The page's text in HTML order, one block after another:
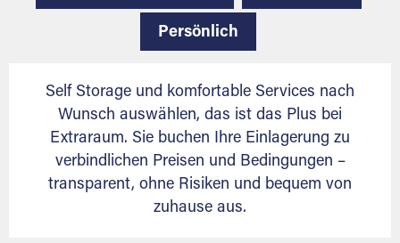
Persönlich
Self Storage und komfortable Services nach
Wunsch auswählen, das ist das Plus bei
Extraraum. Sie buchen Ihre Einlagerung zu
verbindlichen Preisen und Bedingungen –
transparent, ohne Risiken und bequem von
zuhause aus.